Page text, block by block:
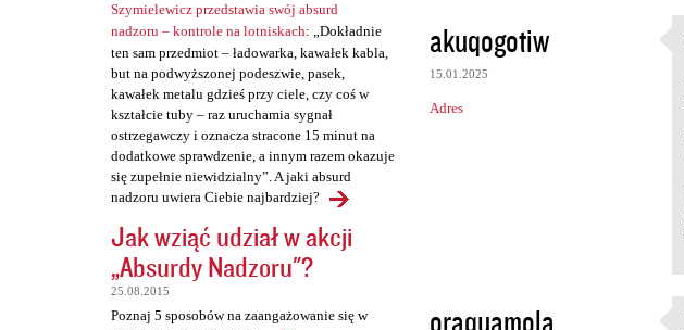
Szymielewicz przedstawia swój absurd
nadzoru – kontrole na lotniskach: „Dokładnie
ten sam przedmiot – ładowarka, kawałek kabla,
but na podwyższonej podeszwie, pasek,
kawałek metalu gdzieś przy ciele, czy coś w
kształcie tuby – raz uruchamia sygnał
ostrzegawczy i oznacza stracone 15 minut na
dodatkowe sprawdzenie, a innym razem okazuje
się zupełnie niewidzialny”. A jaki absurd
nadzoru uwiera Ciebie najbardziej?
Jak wziąć udział w akcji
„Absurdy Nadzoru"?
25.08.2015
Poznaj 5 sposobów na zaangażowanie się w
akuqogotiw
15.01.2025
Adres
oraquamola